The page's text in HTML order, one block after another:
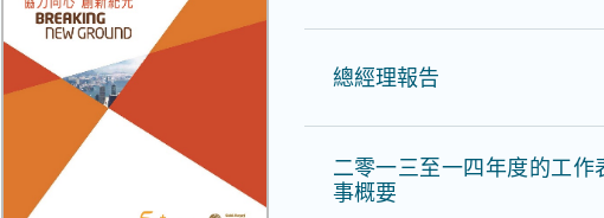
總經理報告
二零一三至一四年度的工作
事概要